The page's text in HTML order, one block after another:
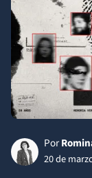
Por
20 de